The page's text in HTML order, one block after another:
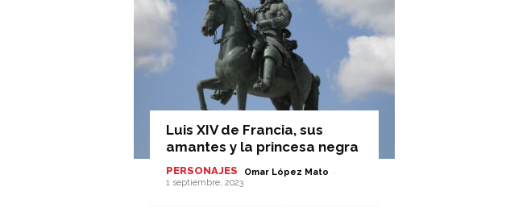
Luis XIV de Francia, sus
amantes y la princesa negra
PERSONAJES Omar López Mato -
1 septiembre, 2023